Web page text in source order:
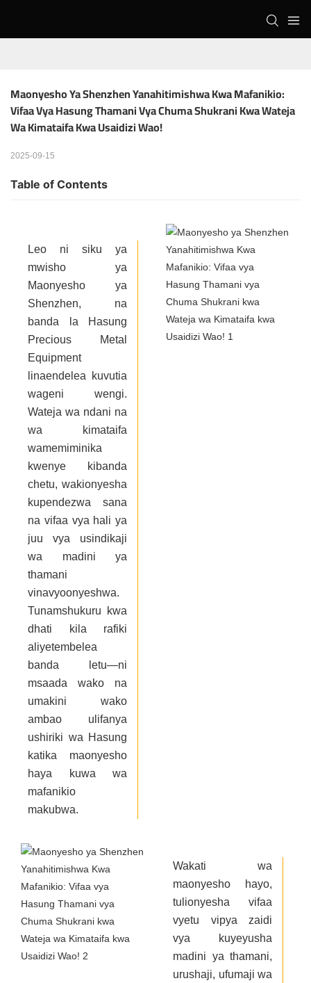
Maonyesho Ya Shenzhen Yanahitimishwa Kwa Mafanikio:
Vifaa Vya Hasung Thamani Vya Chuma Shukrani Kwa Wateja
Wa Kimataifa Kwa Usaidizi Wao!
2025-09-15
Table of Contents
Leo ni siku ya
mwisho ya
Maonyesho ya
Shenzhen, na
banda la Hasung
Precious Metal
Equipment
linaendelea kuvutia
wageni wengi.
Wateja wa ndani na
wa kimataifa
wamemiminika
kwenye kibanda
chetu, wakionyesha
kupendezwa sana
na vifaa vya hali ya
juu vya usindikaji
wa madini ya
thamani
vinavyoonyeshwa.
Tunamshukuru kwa
dhati kila rafiki
aliyetembelea
banda letu—ni
msaada wako na
umakini wako
ambao ulifanya
ushiriki wa Hasung
katika maonyesho
haya kuwa wa
mafanikio
makubwa.
Wakati wa
maonyesho hayo,
tulionyesha vifaa
vyetu vipya zaidi
vya kuyeyusha
madini ya thamani,
urushaji, ufumaji wa